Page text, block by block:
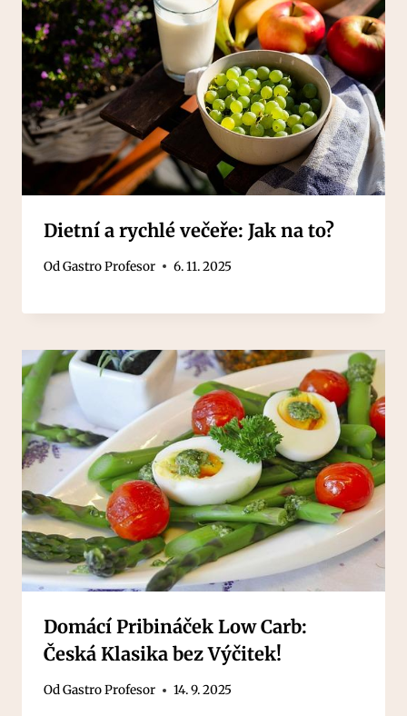
Dietní a rychlé večeře: Jak na to?
OdGastro Profesor 6. 11. 2025
Domácí Pribináček Low Carb:
Česká Klasika bez Výčitek!
OdGastro Profesor 14. 9. 2025